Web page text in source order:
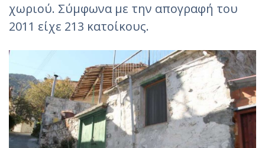
χωριού. Σύμφωνα με την απογραφή του
2011 είχε 213 κατοίκους.